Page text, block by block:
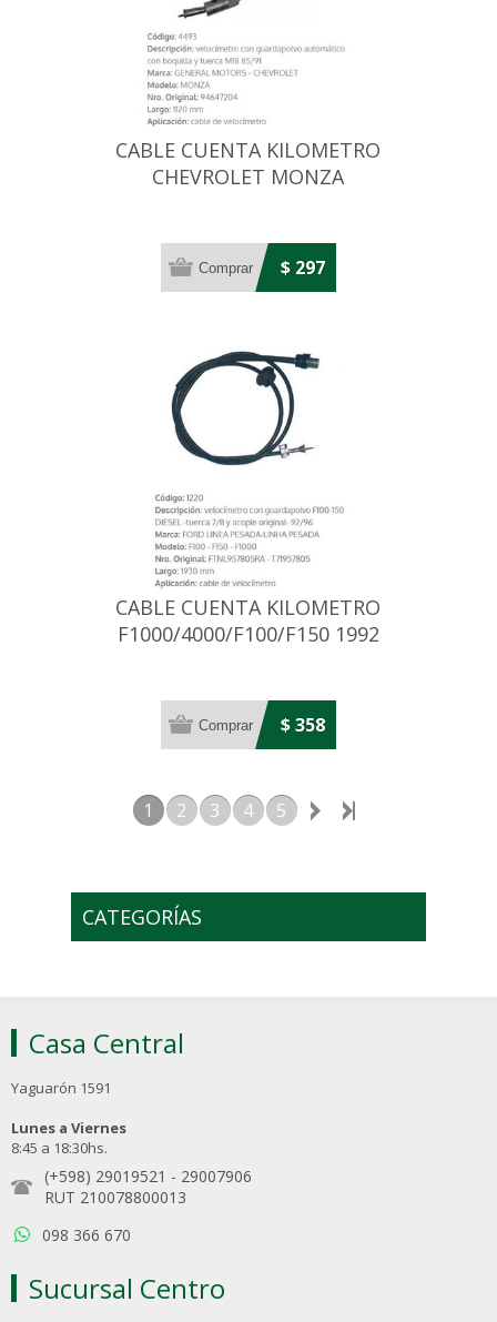
CABLE CUENTA KILOMETRO
CHEVROLET MONZA
$ 297
CABLE CUENTA KILOMETRO
F1000/4000/F100/F150 1992
$ 358
1 2 3 4 5
CATEGORÍAS
Casa Central
Yaguarón 1591
Lunes a Viernes
8:45 a 18:30hs.
(+598) 29019521 - 29007906
RUT 210078800013
098 366 670
Sucursal Centro